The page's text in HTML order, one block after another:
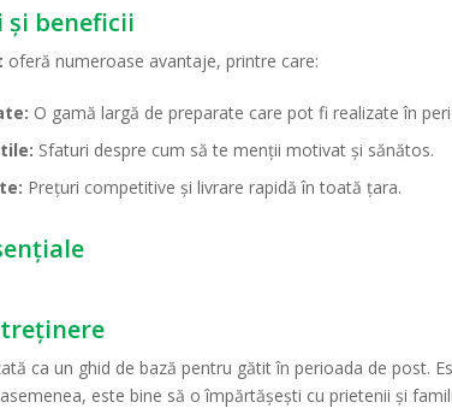
beneficii
oferă numeroase avantaje, printre care:
O gamă largă de preparate care pot fi realizate în
Sfaturi despre cum să te menții motivat și sănătos.
Prețuri competitive și livrare rapidă în toată țara.
ca un ghid de bază pentru gătit în perioada de post.
este bine să o împărtășești cu prietenii și